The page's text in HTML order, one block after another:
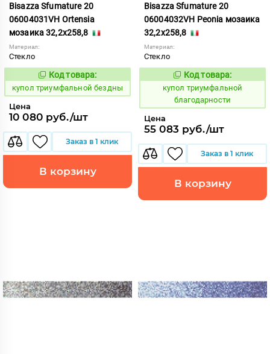
Bisazza Sfumature 20
06004031VH Ortensia
мозаика 32,2x258,8
Материал:
Стекло
856752
Код товара:
купол триумфальной бездны
Цена
10 080 руб./шт
Заказ в 1 клик
В корзину
Bisazza Sfumature 20
06004032VH Peonia мозаика
32,2x258,8
Материал:
Стекло
856753
Код товара:
купол триумфальной
благодарности
Цена
55 083 руб./шт
Заказ в 1 клик
В корзину